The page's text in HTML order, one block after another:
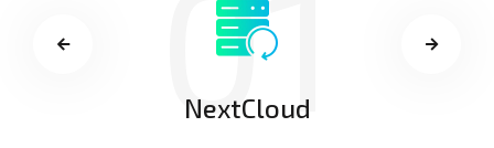
NextCloud